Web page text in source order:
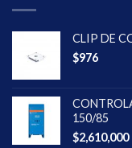
CLIP DE
$976
150/85
$2,610,000